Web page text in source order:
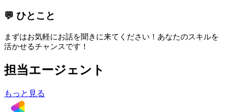
💬 ひとこと
まずはお気軽にお話を聞きに来てください！あなたのスキルを
活かせるチャンスです！
担当エージェント
もっと見る